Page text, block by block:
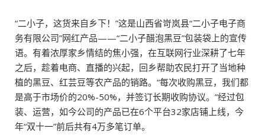
“二小子，这货来自乡下！”这是山西省岢岚县“二小子电子商
务有限公司”网红产品——“二小子醋泡黑豆”包装袋上的宣传
语。有着浓厚家乡情结的焦小强，在互联网行业深耕了七年
之后，趁着电商、直播的兴起，回乡帮助农民打开了当地种
植的黑豆、红芸豆等农产品的销路。“每次收购黑豆，我们都
是高于市场价的20%-50%，并签订长期收购协议。”经过包
装、运营，如今公司的产品已在6个平台32家店铺上线，今
年“双十一”前后共有4万多笔订单。